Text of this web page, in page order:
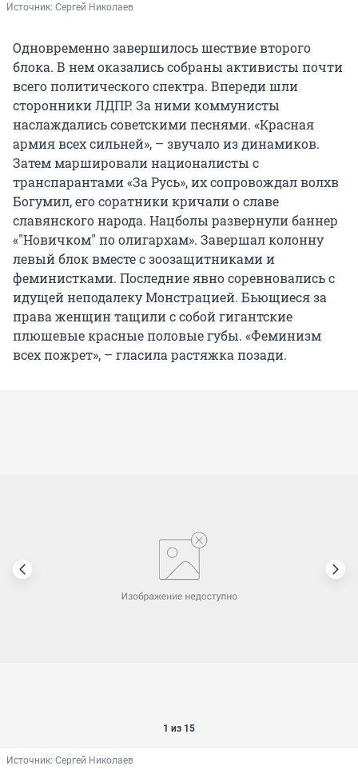
Источник: Сергей Николаев
Одновременно завершилось шествие второго
блока. В нем оказались собраны активисты почти
всего политического спектра. Впереди шли
сторонники ЛДПР. За ними коммунисты
наслаждались советскими песнями. «Красная
армия всех сильней», – звучало из динамиков.
Затем маршировали националисты с
транспарантами «За Русь», их сопровождал волхв
Богумил, его соратники кричали о славе
славянского народа. Нацболы развернули баннер
«"Новичком" по олигархам». Завершал колонну
левый блок вместе с зоозащитниками и
феминистками. Последние явно соревновались с
идущей неподалеку Монстрацией. Бьющиеся за
права женщин тащили с собой гигантские
плюшевые красные половые губы. «Феминизм
всех пожрет», – гласила растяжка позади.
1 из 15
Источник: Сергей Николаев